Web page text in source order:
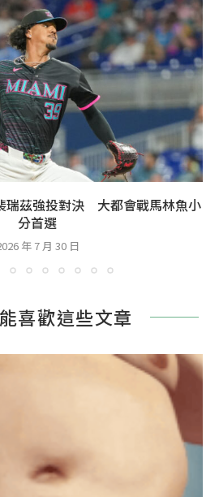
瑞茲強投對決 大都會戰馬林魚小
分首選
年 7 月 30 日
喜歡這些文章